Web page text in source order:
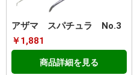
アザマ スパチュラ No.3
￥1,881
商品詳細を見る